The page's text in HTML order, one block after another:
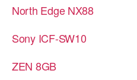
North Edge NX88
Sony ICF-SW10
ZEN 8GB